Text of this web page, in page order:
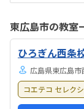
東広島市の教室
ひろぎん西条
広島県東広島
コエテコ セレク